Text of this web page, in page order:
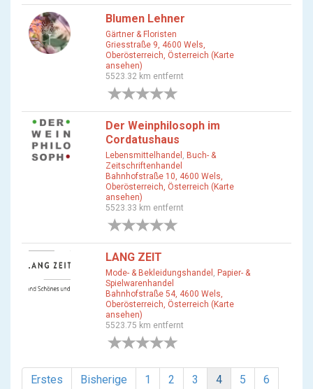
Blumen Lehner
Gärtner & Floristen
Griesstraße 9, 4600 Wels,
Oberösterreich, Österreich (Karte
ansehen)
5523.32 km entfernt
Der Weinphilosoph im
Cordatushaus
Lebensmittelhandel , Buch- &
Zeitschriftenhandel
Bahnhofstraße 10, 4600 Wels,
Oberösterreich, Österreich (Karte
ansehen)
5523.33 km entfernt
LANG ZEIT
Mode- & Bekleidungshandel , Papier- &
Spielwarenhandel
Bahnhofstraße 54, 4600 Wels,
Oberösterreich, Österreich (Karte
ansehen)
5523.75 km entfernt
Erstes Bisherige 1 2 3 4 5 6